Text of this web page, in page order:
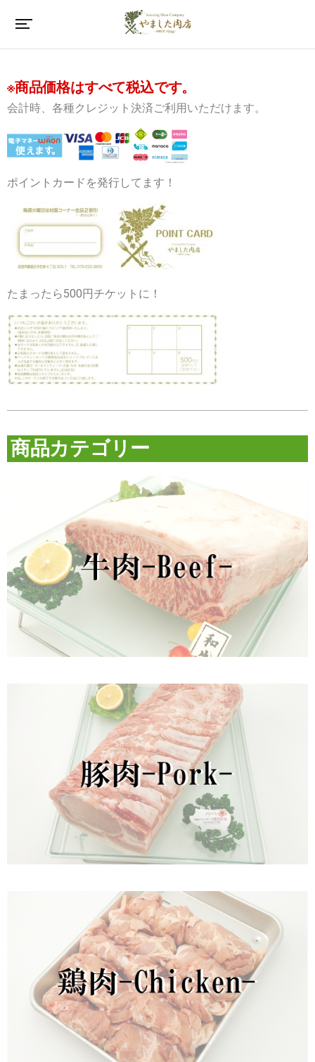
※商品価格はすべて税込です。
会計時、各種クレジット決済ご利用いただけます。
ポイントカードを発行してます！
たまったら500円チケットに！
商品カテゴリー